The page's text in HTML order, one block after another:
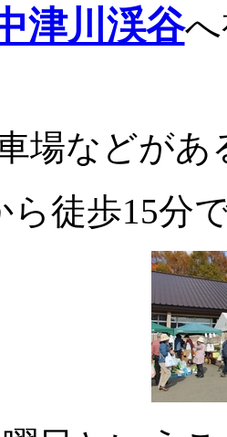
津川渓谷
場などが
ら徒歩15分